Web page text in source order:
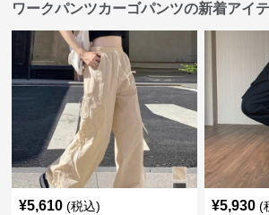
ワークパンツカーゴパンツの新着アイ
¥5,610 (税込) ¥5,930 (